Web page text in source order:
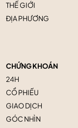
THẾ GIỚI
ĐỊA PHƯƠNG
CHỨNG KHOÁN
24H
CỔ PHIẾU
GIAO DỊCH
GÓC NHÌN